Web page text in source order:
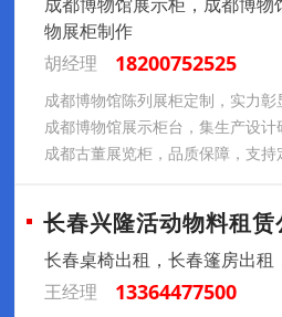
物展柜制作
胡经理
18200752525
成都博物馆陈列展柜定制，实力彰
成都博物馆展示柜台，集生产设计
成都古董展览柜，品质保障，支持
长春兴隆活动物料租赁
长春桌椅出租，长春篷房出租
王经理
13364477500